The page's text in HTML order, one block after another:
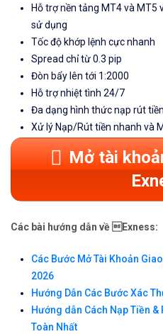
Hỗ trợ nền tảng MT4 và MT5
sử dụng
Tốc độ khớp lệnh cực nhanh
Spread chỉ từ 0.3 pip
Đòn bẩy lên tới 1:2000
Hỗ trợ nhiệt tình 24/7
Đa dạng hình thức nạp rút tiền
Xử lý Nạp/Rút tiền nhanh và
Mở tài
Các bài hướng dẫn về Exness:
Các Bước Mở Tài Khoản
2026
Hướng Dẫn Các Bước Xác
Hướng dẫn Cách Nạp Tiền
Toàn Nhất